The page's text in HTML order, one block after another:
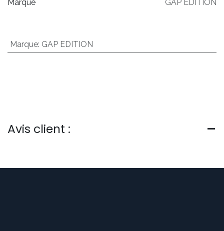
Marque GAP EDITION
Marque: GAP EDITION
Avis client :